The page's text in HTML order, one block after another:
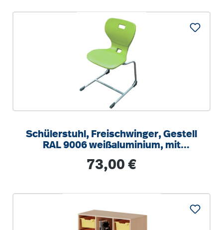
Schülerstuhl, Freischwinger, Gestell
RAL 9006 weißaluminium, mit
Regulärer Preis:
73,00 €